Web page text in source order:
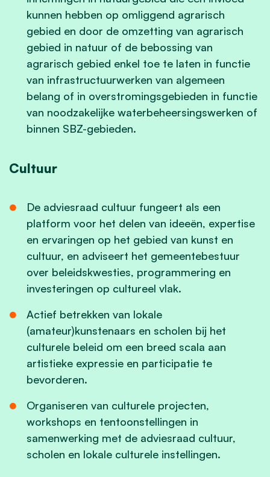
kunnen hebben op omliggend agrarisch
gebied en door de omzetting van agrarisch
gebied in natuur of de bebossing van
agrarisch gebied enkel toe te laten in functie
van infrastructuurwerken van algemeen
belang of in overstromingsgebieden in functie
van noodzakelijke waterbeheersingswerken of
binnen SBZ-gebieden.
Cultuur
De adviesraad cultuur fungeert als een
platform voor het delen van ideeën, expertise
en ervaringen op het gebied van kunst en
cultuur, en adviseert het gemeentebestuur
over beleidskwesties, programmering en
investeringen op cultureel vlak.
Actief betrekken van lokale
(amateur)kunstenaars en scholen bij het
culturele beleid om een breed scala aan
artistieke expressie en participatie te
bevorderen.
Organiseren van culturele projecten,
workshops en tentoonstellingen in
samenwerking met de adviesraad cultuur,
scholen en lokale culturele instellingen.